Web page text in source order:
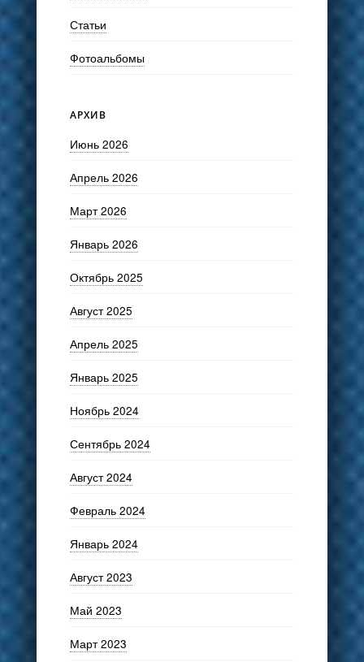
Статьи
Фотоальбомы
АРХИВ
Июнь 2026
Апрель 2026
Март 2026
Январь 2026
Октябрь 2025
Август 2025
Апрель 2025
Январь 2025
Ноябрь 2024
Сентябрь 2024
Август 2024
Февраль 2024
Январь 2024
Август 2023
Май 2023
Март 2023